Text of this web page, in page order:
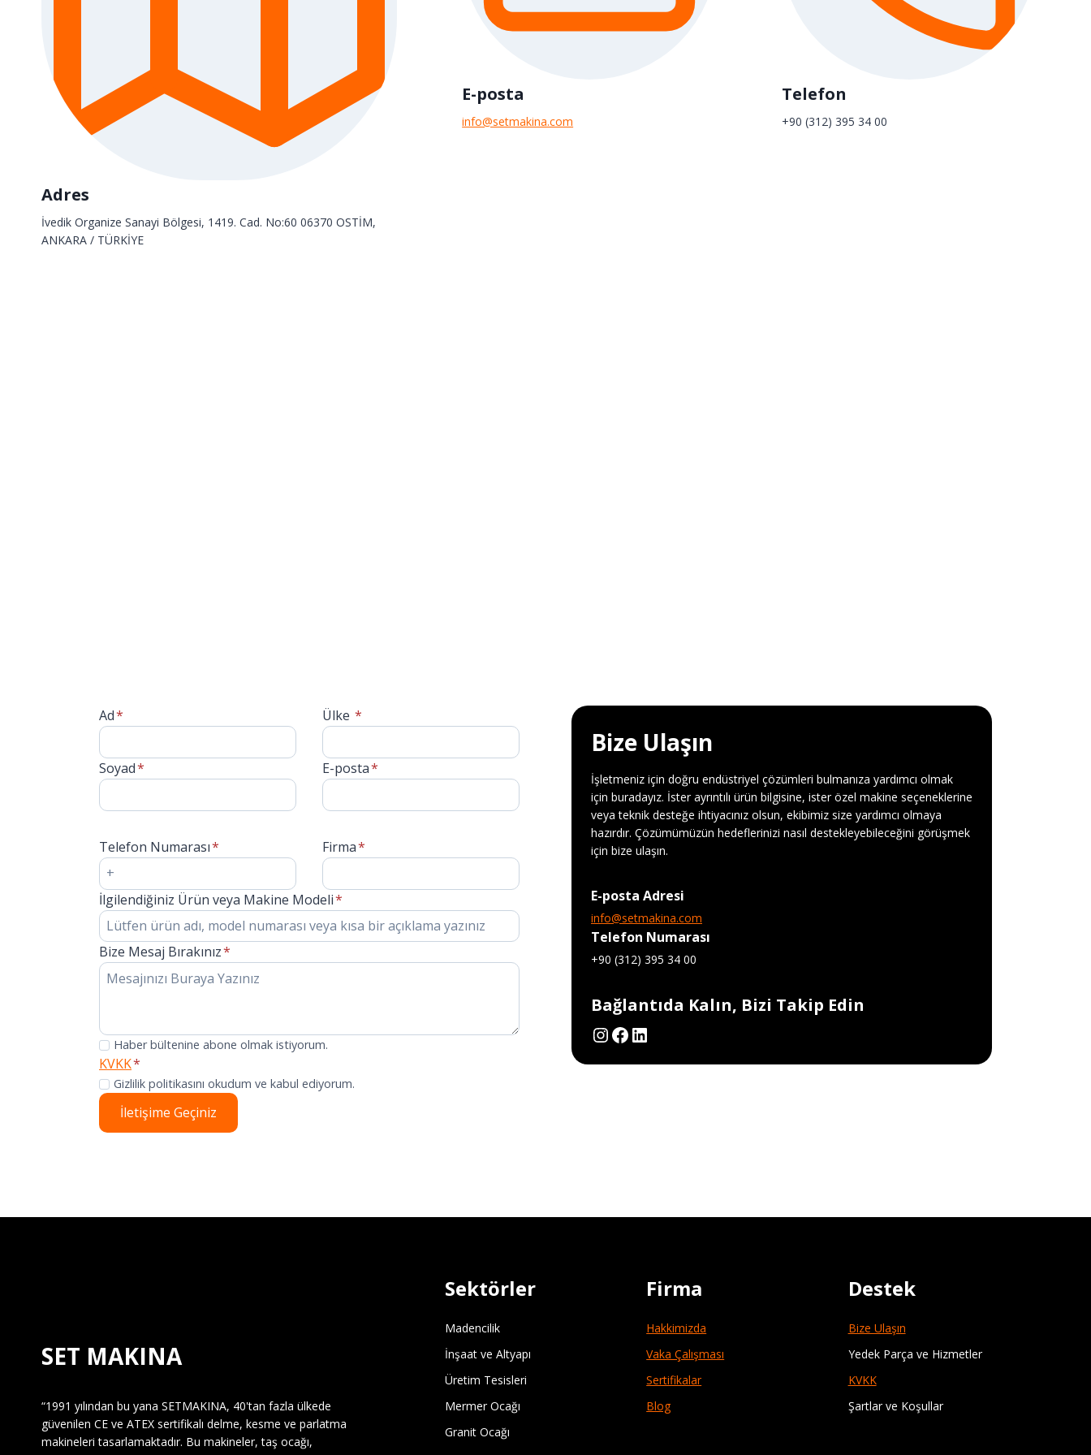
Adres
İvedik Organize Sanayi Bölgesi, 1419. Cad. No:60 06370 OSTİM,
ANKARA / TÜRKİYE
E-posta
info@setmakina.com
Telefon
+90 (312) 395 34 00
Ad*
Soyad*
Ülke *
E-posta*
Telefon Numarası* Firma*
İlgilendiğiniz Ürün veya Makine Modeli*
Bize Mesaj Bırakınız*
Haber bültenine abone olmak istiyorum.
KVKK*
Gizlilik politikasını okudum ve kabul ediyorum.
İletişime Geçiniz
Bize Ulaşın
İşletmeniz için doğru endüstriyel çözümleri bulmanıza yardımcı olmak
için buradayız. İster ayrıntılı ürün bilgisine, ister özel makine seçeneklerine
veya teknik desteğe ihtiyacınız olsun, ekibimiz size yardımcı olmaya
hazırdır. Çözümümüzün hedeflerinizi nasıl destekleyebileceğini görüşmek
için bize ulaşın.
E-posta Adresi
info@setmakina.com
Telefon Numarası
+90 (312) 395 34 00
Bağlantıda Kalın, Bizi Takip Edin
InstagramFacebook LinkedIn
SET MAKINA
“1991 yılından bu yana SETMAKINA, 40'tan fazla ülkede
güvenilen CE ve ATEX sertifikalı delme, kesme ve parlatma
makineleri tasarlamaktadır. Bu makineler, taş ocağı,
Sektörler
Madencilik
İnşaat ve Altyapı
Üretim Tesisleri
Mermer Ocağı
Granit Ocağı
Firma
Hakkimizda
Vaka Çalışması
Sertifikalar
Blog
Destek
Bize Ulaşın
Yedek Parça ve Hizmetler
KVKK
Şartlar ve Koşullar